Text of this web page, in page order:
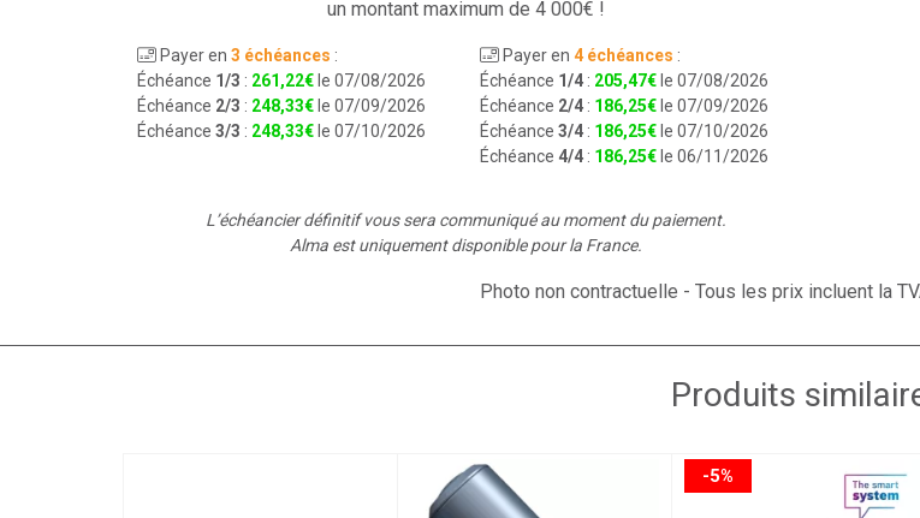
un montant maximum de 4 000€ !
Payer en 3 échéances :
Échéance 1/3 : 261,22€ le 07/08/2026
Échéance 2/3 : 248,33€ le 07/09/2026
Échéance 3/3 : 248,33€ le 07/10/2026
Payer en 4 échéances :
Échéance 1/4 : 205,47€ le 07/08/2026
Échéance 2/4 : 186,25€ le 07/09/2026
Échéance 3/4 : 186,25€ le 07/10/2026
Échéance 4/4 : 186,25€ le 06/11/2026
L’échéancier définitif vous sera communiqué au moment du paiement.
Alma est uniquement disponible pour la France.
Photo non contractuelle - Tous les prix incluent la
Produits
-5%